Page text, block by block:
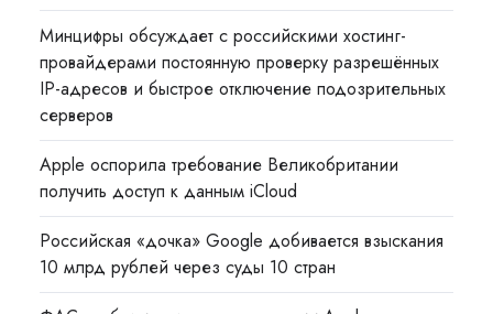
Минцифры обсуждает с российскими хостинг-
провайдерами постоянную проверку разрешённых
IP-адресов и быстрое отключение подозрительных
серверов
Apple оспорила требование Великобритании
получить доступ к данным iCloud
Российская «дочка» Google добивается взыскания
10 млрд рублей через суды 10 стран